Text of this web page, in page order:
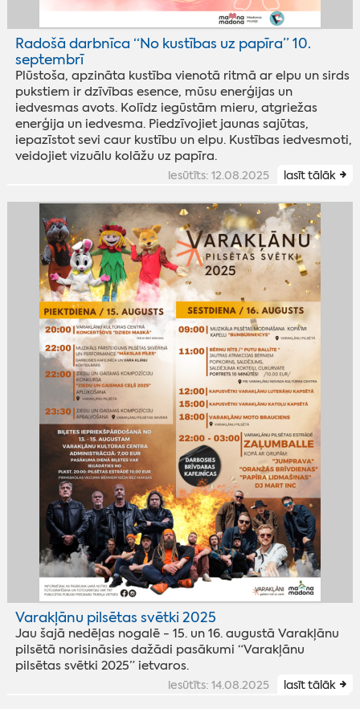
Radošā darbnīca “No kustības uz papīra” 10.
septembrī
Plūstoša, apzināta kustība vienotā ritmā ar elpu un sirds
pukstiem ir dzīvības esence, mūsu enerģijas un
iedvesmas avots. Kolīdz iegūstām mieru, atgriežas
enerģija un iedvesma. Piedzīvojiet jaunas sajūtas,
iepazīstot sevi caur kustību un elpu. Kustības iedvesmoti,
veidojiet vizuālu kolāžu uz papīra.
iesūtīts: 12.08.2025 lasīt tālāk
Varakļānu pilsētas svētki 2025
Jau šajā nedēļas nogalē - 15. un 16. augustā Varakļānu
pilsētā norisināsies dažādi pasākumi “Varakļānu
pilsētas svētki 2025” ietvaros.
iesūtīts: 14.08.2025 lasīt tālāk